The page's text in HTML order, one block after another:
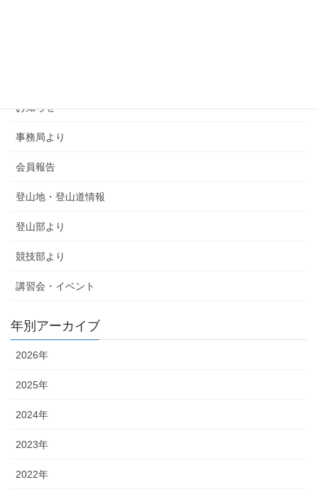
お知らせ
事務局より
会員報告
登山地・登山道情報
登山部より
競技部より
講習会・イベント
年別アーカイブ
2026年
2025年
2024年
2023年
2022年